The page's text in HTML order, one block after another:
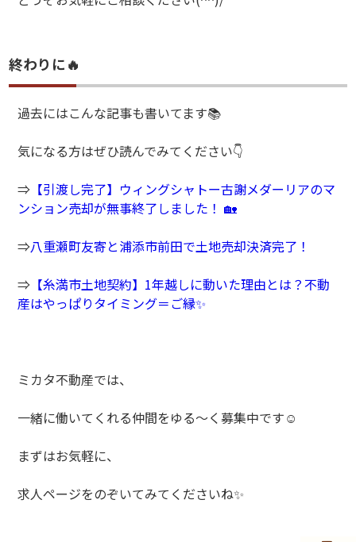
終わりに🔥
過去にはこんな記事も書いてます📚
気になる方はぜひ読んでみてください👇
⇒ 【引渡し完了】ウィングシャトー古謝メダーリアのマ
ンション売却が無事終了しました！ 🏡
⇒八重瀬町友寄と浦添市前田で土地売却決済完了！
⇒ 【糸満市土地契約】1年越しに動いた理由とは？不動
産はやっぱりタイミング＝ご縁✨
ミカタ不動産では、
一緒に働いてくれる仲間をゆる～く募集中です☺️
まずはお気軽に、
求人ページをのぞいてみてくださいね✨